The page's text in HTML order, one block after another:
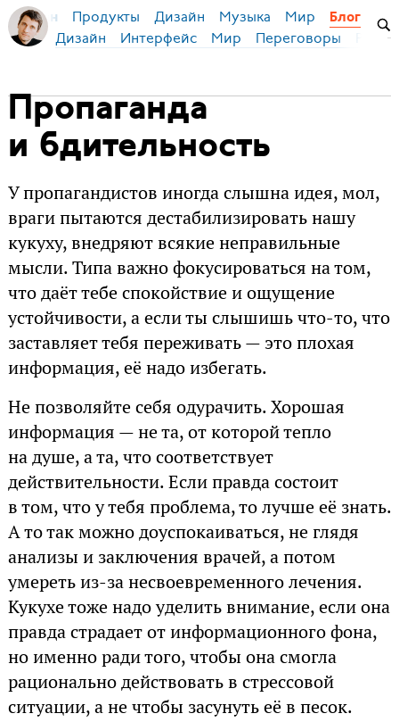
Бирман Продукты Дизайн Музыка Мир Блог
Дизайн Интерфейс Мир Переговоры
Пропаганда
и бдительность
У пропагандистов иногда слышна идея, мол,
враги пытаются дестабилизировать нашу
кукуху, внедряют всякие неправильные
мысли. Типа важно фокусироваться на том,
что даёт тебе спокойствие и ощущение
устойчивости, а если ты слышишь что-то, что
заставляет тебя переживать — это плохая
информация, её надо избегать.
Не позволяйте себя одурачить. Хорошая
информация — не та, от которой тепло
на душе, а та, что соответствует
действительности. Если правда состоит
в том, что у тебя проблема, то лучше её знать.
А то так можно доуспокаиваться, не глядя
анализы и заключения врачей, а потом
умереть из-за несвоевременного лечения.
Кукухе тоже надо уделить внимание, если она
правда страдает от информационного фона,
но именно ради того, чтобы она смогла
рационально действовать в стрессовой
ситуации, а не чтобы засунуть её в песок.